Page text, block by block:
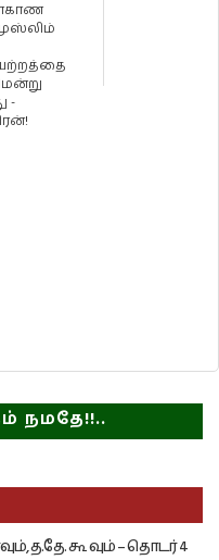
-
நமதே!!..
த.தே. கூ வும் – தொடர் 4